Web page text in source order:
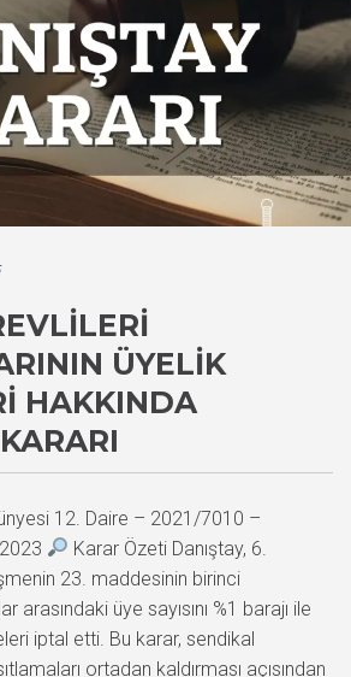
ÜYELIK
HAKKINDA
12. Daire – 2021/7010 –
Karar Özeti Danıştay, 6.
23. maddesinin birinci
arasındaki üye sayısını %1 barajı ile
iptal etti. Bu karar, sendikal
ortadan kaldırması açısından